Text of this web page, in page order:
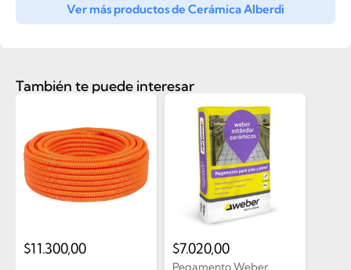
Ver más productos de Cerámica Alberdi
También te puede interesar
$11.300,00
Pegamento Weber
$7.020,00